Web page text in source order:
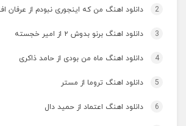
2 دانلود اهنگ من که اینجوری نبودم از عرفان
3 دانلود اهنگ برنو بدوش ۲ از امیر خجسته
4 دانلود اهنگ ماه من بودی از حامد ذاکری
5 دانلود اهنگ تروما از مستر
6 دانلود اهنگ اعتماد از حمید دال